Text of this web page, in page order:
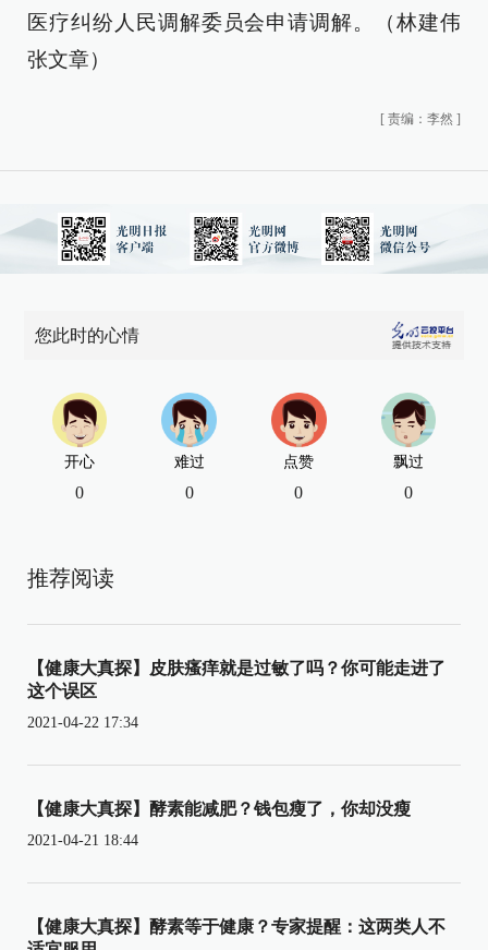
医疗纠纷人民调解委员会申请调解。（林建伟
张文章）
[ 责编：李然 ]
您此时的心情
开心
0
难过
0
点赞
0
飘过
0
推荐阅读
【健康大真探】皮肤瘙痒就是过敏了吗？你可能走进了
这个误区
2021-04-22 17:34
【健康大真探】酵素能减肥？钱包瘦了，你却没瘦
2021-04-21 18:44
【健康大真探】酵素等于健康？专家提醒：这两类人不